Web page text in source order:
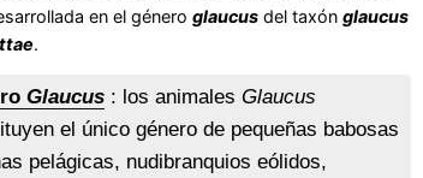
en el géneroglaucus del taxónglaucus
.
Glaucus : los animalesGlaucus
el único género de pequeñas babosas
pelágicas, nudibranquios eólidos,